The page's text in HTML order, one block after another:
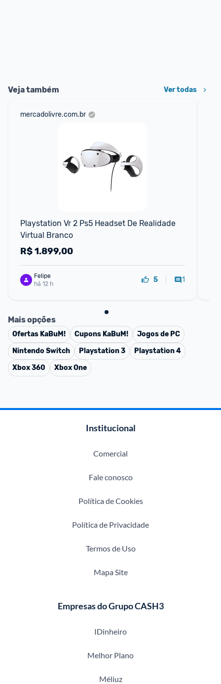
Veja também Ver todas
mercadolivre.com.br
Playstation Vr 2 Ps5 Headset De Realidade
Virtual Branco
R$1.899,00
Felipe
há 12 h
5 1
Mais opções
Ofertas KaBuM! Cupons KaBuM!
Jogos de PC
Nintendo Switch
Playstation 3
Playstation 4
Xbox 360
Xbox One
Institucional
Comercial
Fale conosco
Política de Cookies
Política de Privacidade
Termos de Uso
Mapa Site
Empresas do Grupo CASH3
IDinheiro
Melhor Plano
Méliuz